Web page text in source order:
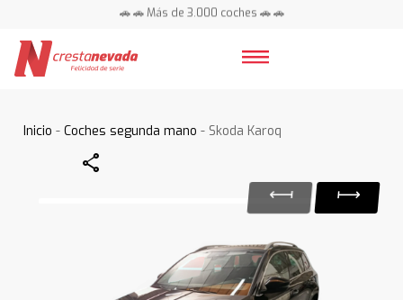
🚗 🚗 Más de 3.000 coches 🚗 🚗
Inicio -Coches segunda mano - Skoda Karoq
Share